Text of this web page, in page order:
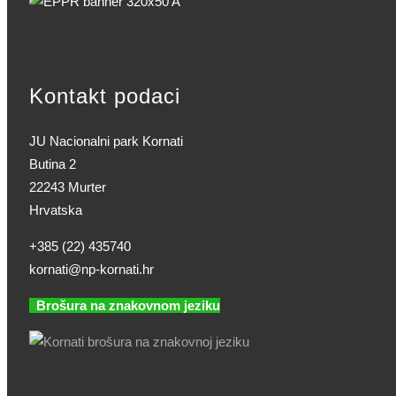
Kontakt podaci
JU Nacionalni park Kornati
Butina 2
22243 Murter
Hrvatska
+385 (22) 435740
kornati@np-kornati.hr
Brošura na znakovnom jeziku